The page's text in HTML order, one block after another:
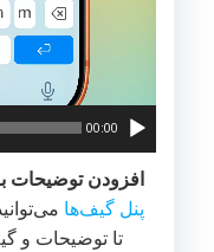
00:00
افزودن توضیحات
پنل گیف‌ها
تا توضیحات و